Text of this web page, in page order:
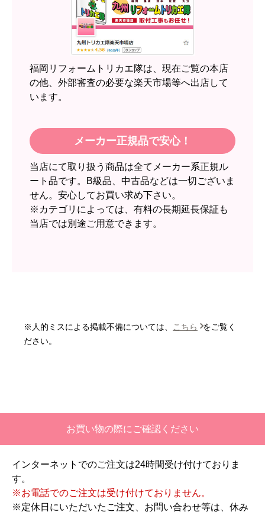
【このショップを選んだ理由は？】
近隣のショップでしっかりやってくれそうだった
【注文からどのくらいで届きましたか？】
【その他感想・コメント】
2026年6月30日 23:50
欲しい商品をスムーズに注文できましたか？
はい
ショップからの連絡や対応は適切でしたか？
無回答
予定の期日までに商品が届きましたか？
【注文からどのくらいで届きましたか？】
二週間ほどです。
【その他感想・コメント】
１．５点は、少々工事が雑。
過去の業者で一番最低。良かった点は、ただ一
福岡リフォームトリカエ隊は、現在ご覧の本店
の他、外部審査の必要な楽天市場等へ出店して
います。
メーカー正規品で安心！
当店にて取り扱う商品は全てメーカー系正規ル
ート品です。B級品、中古品などは一切ございま
せん。安心してお買い求め下さい。
※カテゴリによっては、有料の長期延長保証も
当店では別途ご用意できます。
※人的ミスによる掲載不備については、 こちら
をご覧く
ださい。
お買い物の際にご確認ください
インターネットでのご注文は24時間受け付けておりま
す。
※お電話でのご注文は受け付けておりません。
※定休日にいただいたご注文、お問い合わせ等は、休み